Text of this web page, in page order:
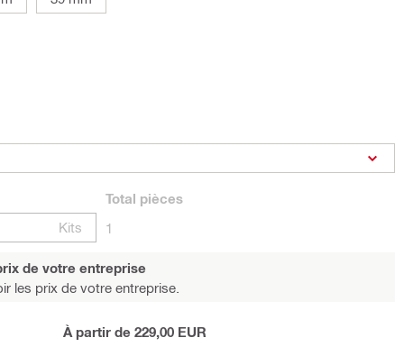
Kits
Total pièces
1
de votre entreprise
les prix de votre entreprise.
À partir de 229,00 EUR